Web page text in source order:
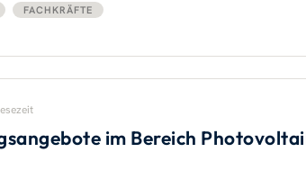
FACHKRÄFTE
im Bereich